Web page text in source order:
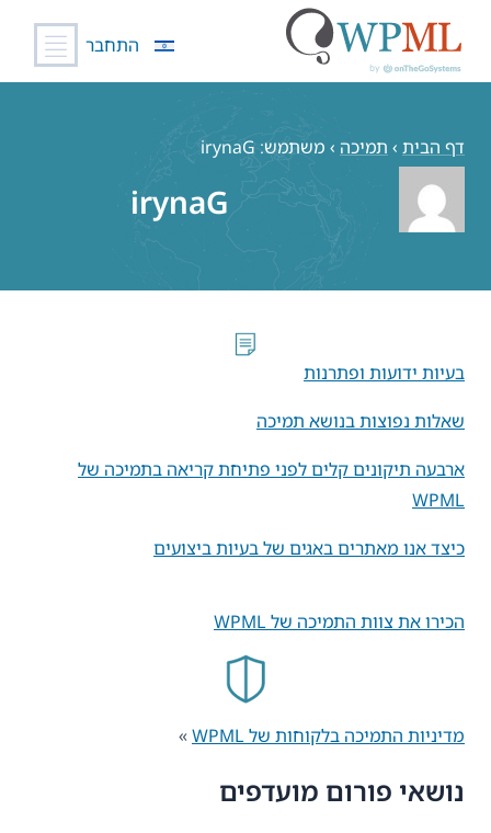
התחבר
דף הבית › תמיכה › משתמש: irynaG
irynaG
נושאי פורום מועדפים
בעיות ידועות ופתרנות
שאלות נפוצות בנושא תמיכה
ארבעה תיקונים קלים לפני פתיחת קריאה בתמיכה של
WPML
כיצד אנו מאתרים באגים של בעיות ביצועים
הכירו את צוות התמיכה של WPML
מדיניות התמיכה בלקוחות של WPML »